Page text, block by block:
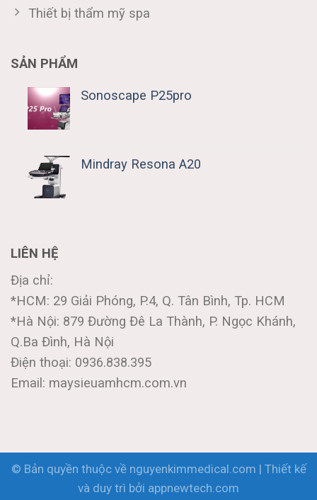
Thiết bị thẩm mỹ spa
SẢN PHẨM
Sonoscape P25pro
Mindray Resona A20
LIÊN HỆ
Địa chỉ:
*HCM: 29 Giải Phóng, P.4, Q. Tân Bình, Tp. HCM
*Hà Nội: 879 Đường Đê La Thành, P. Ngọc Khánh,
Q.Ba Đình, Hà Nội
Điện thoại: 0936.838.395
Email: maysieuamhcm.com.vn
© Bản quyền thuộc về nguyenkimmedical.com | Thiết kế
và duy trì bởi appnewtech.com